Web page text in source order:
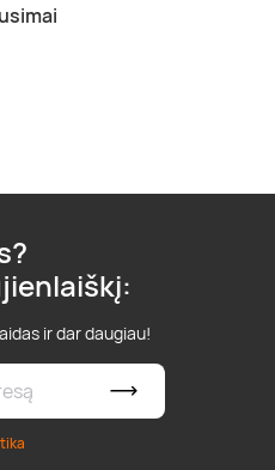
ir dar daugiau!